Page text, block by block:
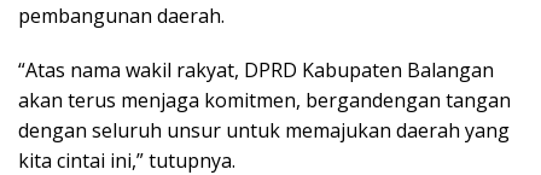
pembangunan daerah.
“Atas nama wakil rakyat, DPRD Kabupaten Balangan
akan terus menjaga komitmen, bergandengan tangan
dengan seluruh unsur untuk memajukan daerah yang
kita cintai ini,” tutupnya.